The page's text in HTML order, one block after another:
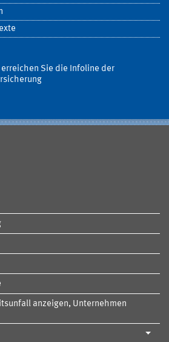
Sie die Infoline der
anzeigen, Unternehmen